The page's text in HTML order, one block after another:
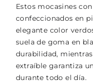
Estos mocasines
confeccionados en
elegante color
suela de goma en
durabilidad,
extraíble garantiza
durante todo el día.